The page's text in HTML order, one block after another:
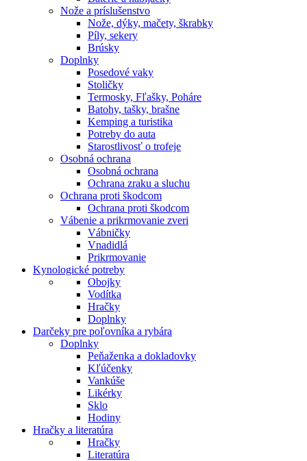
Nože a príslušenstvo
Nože, dýky, mačety, škrabky
Píly, sekery
Brúsky
Doplnky
Posedové vaky
Stoličky
Termosky, Fľašky, Poháre
Batohy, tašky, brašne
Kemping a turistika
Potreby do auta
Starostlivosť o trofeje
Osobná ochrana
Osobná ochrana
Ochrana zraku a sluchu
Ochrana proti škodcom
Ochrana proti škodcom
Vábenie a prikrmovanie zveri
Vábničky
Vnadidlá
Prikrmovanie
Kynologické potreby
Obojky
Vodítka
Hračky
Doplnky
Darčeky pre poľovníka a rybára
Doplnky
Peňaženka a dokladovky
Kľúčenky
Vankúše
Likérky
Sklo
Hodiny
Hračky a literatúra
Hračky
Literatúra